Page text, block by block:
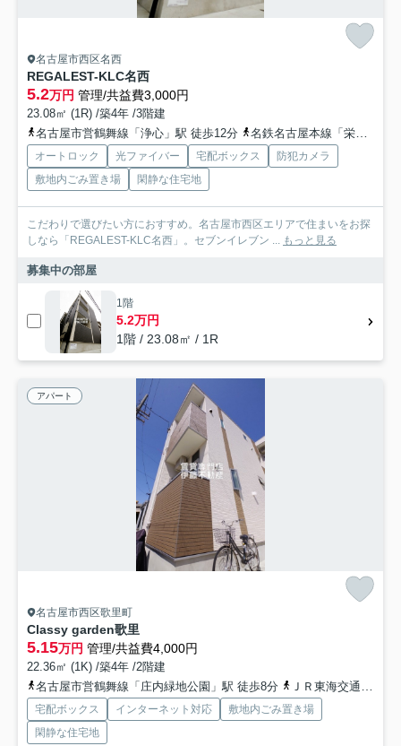
名古屋市西区名西
REGALEST-KLC名西
5.2万円 管理/共益費3,000円
23.08㎡ (1R) /築4年 /3階建
名古屋市営鶴舞線「浄心」駅 徒歩12分
名鉄名古屋本線「栄生」駅 徒歩19分
オートロック 光ファイバー 宅配ボックス
防犯カメラ
敷地内ごみ置き場
閑静な住宅地
こだわりで選びたい方におすすめ。名古屋市西区エリアで住まいをお探
しなら「REGALEST-KLC名西」。セブンイレブン ...
もっと見る
募集中の部屋
1階
5.2万円
1階 / 23.08㎡ / 1R
アパート
名古屋市西区歌里町
Classy garden歌里
5.15万円 管理/共益費4,000円
22.36㎡ (1K) /築4年 /2階建
名古屋市営鶴舞線「庄内緑地公園」駅 徒歩8分
ＪＲ東海交通城北線「小田井」駅 徒歩15分
宅配ボックス インターネット対応
敷地内ごみ置き場
閑静な住宅地